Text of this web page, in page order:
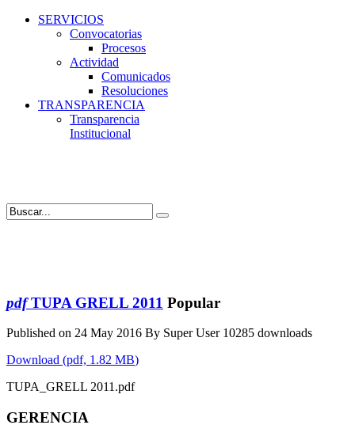
SERVICIOS
Convocatorias
Procesos
Actividad
Comunicados
Resoluciones
TRANSPARENCIA
Transparencia
Institucional
pdf TUPA GRELL 2011 Popular
Published on 24 May 2016 By Super User 10285 downloads
Download (pdf, 1.82 MB)
TUPA_GRELL 2011.pdf
GERENCIA